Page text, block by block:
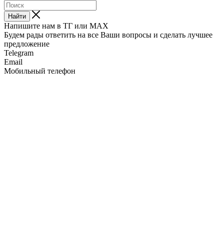
Найти
Напишите нам в ТГ или MAX
Будем рады ответить на все Ваши вопросы и сделать лучшее
предложение
Telegram
Email
Мобильный телефон